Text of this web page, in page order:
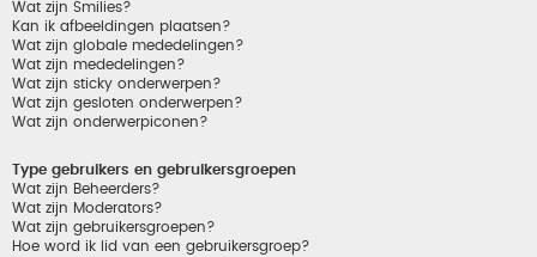
Wat zijn Smilies?
Kan ik afbeeldingen plaatsen?
Wat zijn globale mededelingen?
Wat zijn mededelingen?
Wat zijn sticky onderwerpen?
Wat zijn gesloten onderwerpen?
Wat zijn onderwerpiconen?
Type gebruikers en gebruikersgroepen
Wat zijn Beheerders?
Wat zijn Moderators?
Wat zijn gebruikersgroepen?
Hoe word ik lid van een gebruikersgroep?